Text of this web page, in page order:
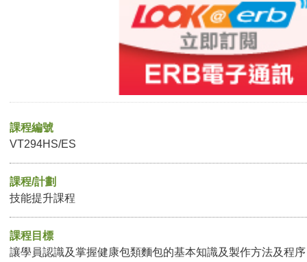
課程編號
VT294HS/ES
課程/計劃
技能提升課程
課程目標
讓學員認識及掌握健康包類麵包的基本知識及製作方法及程